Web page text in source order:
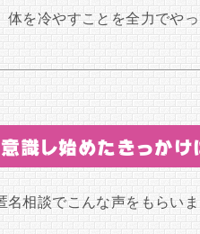
体を冷やすことを全力でやっ
識し始めたきっかけ
名相談でこんな声をもらいま